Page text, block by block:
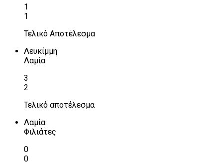
1
1
Τελικό Αποτέλεσμα
Λευκίμμη
Λαμία
3
2
Τελικό αποτέλεσμα
Λαμία
Φιλιάτες
0
0